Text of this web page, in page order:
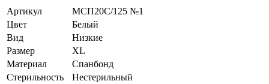
Артикул
МСП20С/125 №1
Цвет
Белый
Вид
Низкие
Размер
XL
Материал
Спанбонд
Стерильность
Нестерильный